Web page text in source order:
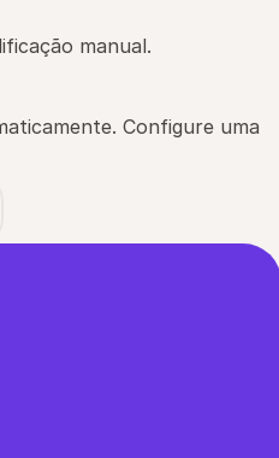
manual.
Configure uma